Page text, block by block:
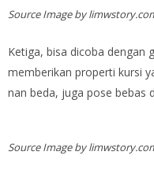
Source Image by
Ketiga, bisa dicoba dengan
memberikan properti kursi
nan beda, juga pose bebas
Source Image by